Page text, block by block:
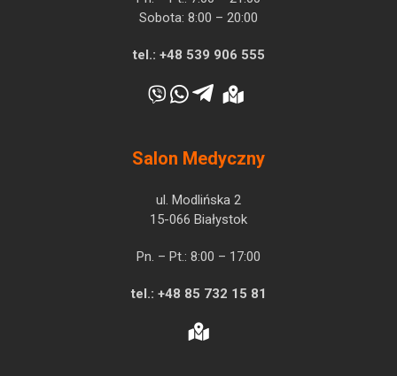
Sobota: 8:00 – 20:00
tel.: +48 539 906 555
Salon Medyczny
ul. Modlińska 2
15-066 Białystok
Pn. – Pt.: 8:00 – 17:00
tel.: +48 85 732 15 81